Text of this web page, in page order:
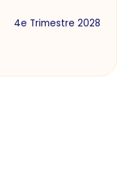
4e Trimestre 2028